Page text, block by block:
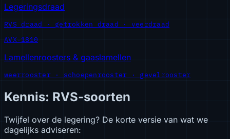
Legeringsdraad
RVS draad · getrokken draad · veerdraad
AVX-1810
Lamellenroosters & gaaslamellen
weerrooster · schoepenrooster · gevelrooster
Kennis: RVS-soorten
Twijfel over de legering? De korte versie van wat we
dagelijks adviseren: